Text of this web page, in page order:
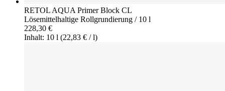
RETOL AQUA Primer Block CL
Lösemittelhaltige Rollgrundierung / 10 l
228,30 €
Inhalt: 10 l (22,83 € / l)